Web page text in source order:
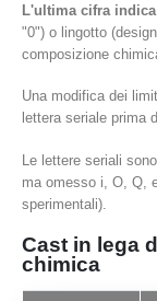
L'ultima cifra
"0") o lingotto
composizione
Una modifica dei
lettera seriale prima
Le lettere seriali
ma omesso i, O, Q,
sperimentali).
Cast in lega
chimica